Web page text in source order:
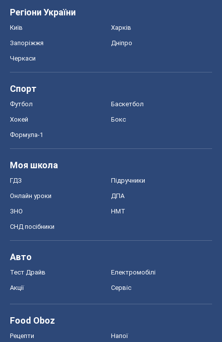
Регіони України
Київ Харків
Запоріжжя Дніпро
Черкаси
Спорт
Футбол Баскетбол
Хокей Бокс
Формула-1
Моя школа
ГДЗ Підручники
Онлайн уроки ДПА
ЗНО НМТ
СНД посібники
Авто
Тест Драйв Електромобілі
Акції Сервіс
Food Oboz
Рецепти Напої